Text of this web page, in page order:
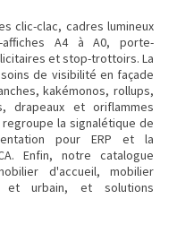
clic-clac, cadres lumineux
A4 à A0, porte-
et stop-trottoirs. La
de visibilité en façade
kakémonos, rollups,
drapeaux et oriflammes
regroupe la signalétique de
pour ERP et la
Enfin, notre catalogue
d'accueil, mobilier
et urbain, et solutions